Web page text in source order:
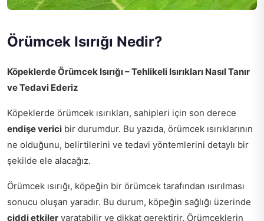
Örümcek Isırığı Nedir?
Köpeklerde Örümcek Isırığı – Tehlikeli Isırıkları Nasıl Tanır
ve Tedavi Ederiz
Köpeklerde örümcek ısırıkları, sahipleri için son derece
endişe verici bir durumdur. Bu yazıda, örümcek ısırıklarının
ne olduğunu, belirtilerini ve tedavi yöntemlerini detaylı bir
şekilde ele alacağız.
Örümcek ısırığı, köpeğin bir örümcek tarafından ısırılması
sonucu oluşan yaradır. Bu durum, köpeğin sağlığı üzerinde
ciddi etkiler yaratabilir ve dikkat gerektirir. Örümceklerin